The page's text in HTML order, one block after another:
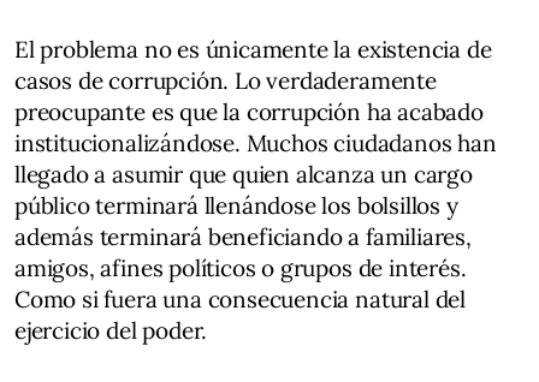
El problema no es únicamente la existencia de
casos de corrupción. Lo verdaderamente
preocupante es que la corrupción ha acabado
institucionalizándose. Muchos ciudadanos han
llegado a asumir que quien alcanza un cargo
público terminará llenándose los bolsillos y
además terminará beneficiando a familiares,
amigos, afines políticos o grupos de interés.
Como si fuera una consecuencia natural del
ejercicio del poder.